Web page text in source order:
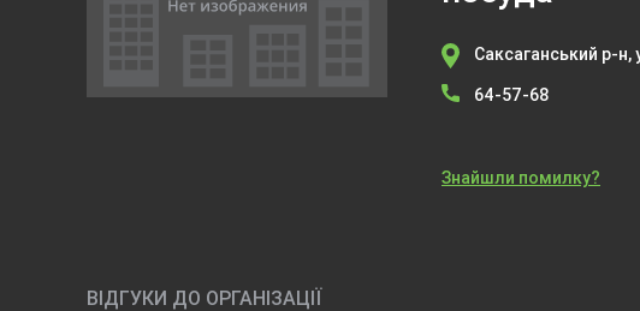
Саксаганський р-
64-57-68
Знайшли помилку?
ВІДГУКИ ДО ОРГАНІЗАЦІЇ